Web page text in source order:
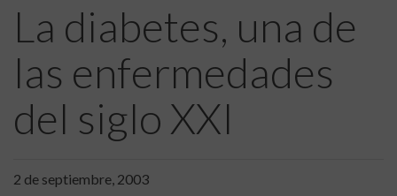
La diabetes, una de
las enfermedades
del siglo XXI
2 de septiembre, 2003